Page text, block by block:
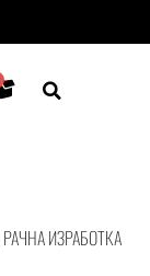
РАЧНА ИЗРАБОТКА